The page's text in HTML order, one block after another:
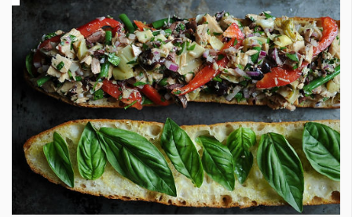
Книги 1188
30+ 1970
Гурме 1710
Пътувай
237
Здраве 389